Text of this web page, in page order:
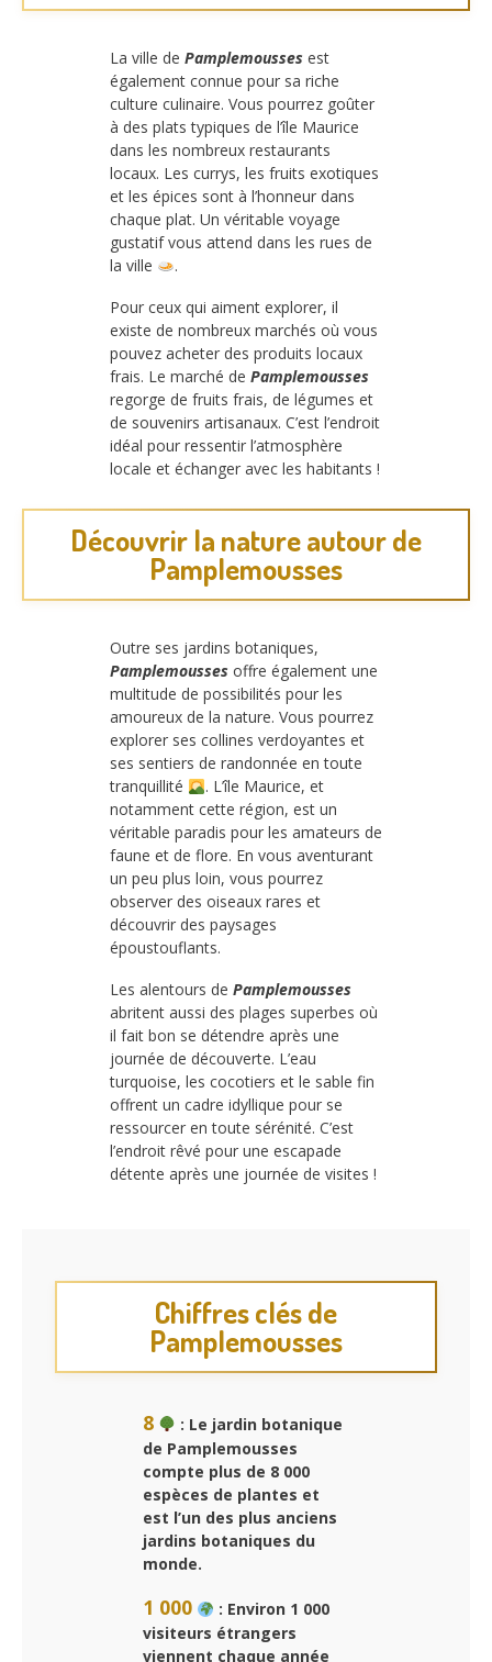
La ville de Pamplemousses est
également connue pour sa riche
culture culinaire. Vous pourrez goûter
à des plats typiques de l’île Maurice
dans les nombreux restaurants
locaux. Les currys, les fruits exotiques
et les épices sont à l’honneur dans
chaque plat. Un véritable voyage
gustatif vous attend dans les rues de
la ville
.
Pour ceux qui aiment explorer, il
existe de nombreux marchés où vous
pouvez acheter des produits locaux
frais. Le marché de Pamplemousses
regorge de fruits frais, de légumes et
de souvenirs artisanaux. C’est l’endroit
idéal pour ressentir l’atmosphère
locale et échanger avec les habitants !
Découvrir la nature autour de
Pamplemousses
Outre ses jardins botaniques,
Pamplemousses offre également une
multitude de possibilités pour les
amoureux de la nature. Vous pourrez
explorer ses collines verdoyantes et
ses sentiers de randonnée en toute
tranquillité
. L’île Maurice, et
notamment cette région, est un
véritable paradis pour les amateurs de
faune et de flore. En vous aventurant
un peu plus loin, vous pourrez
observer des oiseaux rares et
découvrir des paysages
époustouflants.
Les alentours de Pamplemousses
abritent aussi des plages superbes où
il fait bon se détendre après une
journée de découverte. L’eau
turquoise, les cocotiers et le sable fin
offrent un cadre idyllique pour se
ressourcer en toute sérénité. C’est
l’endroit rêvé pour une escapade
détente après une journée de visites !
Chiffres clés de
Pamplemousses
8
: Le jardin botanique
de Pamplemousses
compte plus de 8 000
espèces de plantes et
est l’un des plus anciens
jardins botaniques du
monde.
1 000
: Environ 1 000
visiteurs étrangers
viennent chaque année